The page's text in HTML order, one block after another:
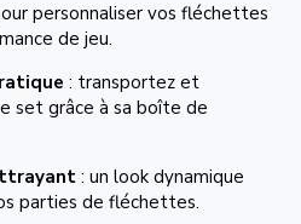
personnaliser vos fléchettes
de jeu.
: transportez et
set grâce à sa boîte de
: un look dynamique
parties de fléchettes.